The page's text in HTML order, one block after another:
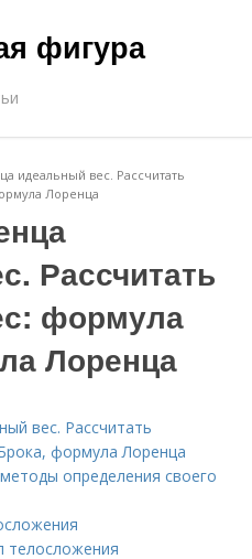
фигура
идеальный вес. Рассчитать
Лоренца
Рассчитать
формула
Лоренца
вес. Рассчитать
формула Лоренца
определения своего
телосложения